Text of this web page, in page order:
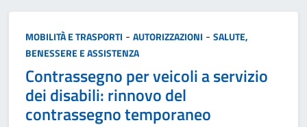
Categoria:
MOBILITÀ E TRASPORTI - AUTORIZZAZIONI - SALUTE,
BENESSERE E ASSISTENZA
Contrassegno per veicoli a servizio
dei disabili: rinnovo del
contrassegno temporaneo